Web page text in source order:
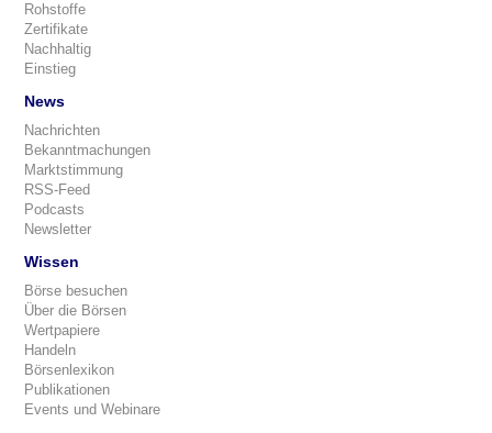
Rohstoffe
Zertifikate
Nachhaltig
Einstieg
News
Nachrichten
Bekanntmachungen
Marktstimmung
RSS-Feed
Podcasts
Newsletter
Wissen
Börse besuchen
Über die Börsen
Wertpapiere
Handeln
Börsenlexikon
Publikationen
Events und Webinare